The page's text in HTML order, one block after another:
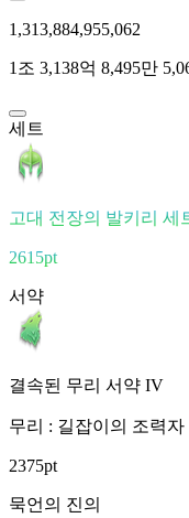
1,313,884,955,062
1조 3,138억 8,495만
세트
고대 전장의 발키리 세
2615pt
서약
결속된 무리 서약 IV
무리 : 길잡이의 조력자
2375pt
묵언의 진의